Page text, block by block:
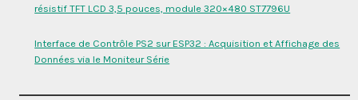
résistif TFT LCD 3,5 pouces, module 320×480 ST7796U
Interface de Contrôle PS2 sur ESP32 : Acquisition et Affichage des
Données via le Moniteur Série